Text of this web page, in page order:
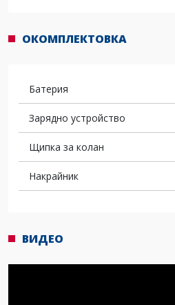
ОКОМПЛЕКТОВКА
Батерия
Зарядно устройство
Щипка за колан
Накрайник
ВИДЕО